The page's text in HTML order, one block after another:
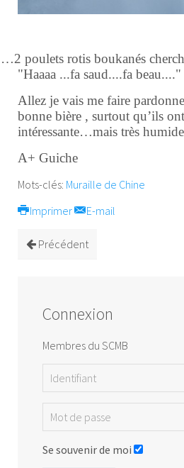
…2 poulets rotis boukanés
"Haaaa ...fa saud....fa beau...."
Allez je vais me faire
bonne bière , surtout qu’ils
intéressante…mais très
A+ Guiche
Mots-clés: Muraille de Chine
Imprimer
E-mail
Précédent
Connexion
Membres du SCMB
Se souvenir de moi